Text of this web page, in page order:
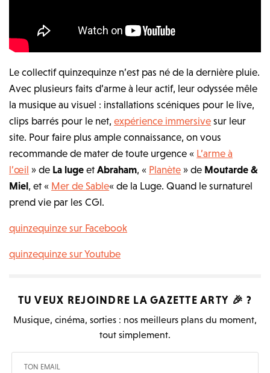
Le collectif quinzequinze n’est pas né de la dernière pluie.
Avec plusieurs faits d’arme à leur actif, leur odyssée mêle
la musique au visuel : installations scéniques pour le live,
clips barrés pour le net,expérience immersive sur leur
site. Pour faire plus ample connaissance, on vous
recommande de mater de toute urgence « L’arme à
l’œil » de La luge etAbraham, « Planète » de Moutarde &
Miel, et « Mer de Sable« de la Luge. Quand le surnaturel
prend vie par les CGI.
quinzequinze sur Facebook
quinzequinze sur Youtube
TU VEUX REJOINDRE LAGAZETTE ARTY 🎉 ?
Musique, cinéma, sorties : nos meilleurs plans du moment,
tout simplement.